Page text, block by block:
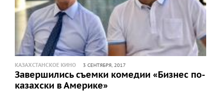
КАЗАХСТАНСКОЕ КИНО 3 СЕНТЯБРЯ, 2017
Завершились съемки комедии «Бизнес по-
казахски в Америке»